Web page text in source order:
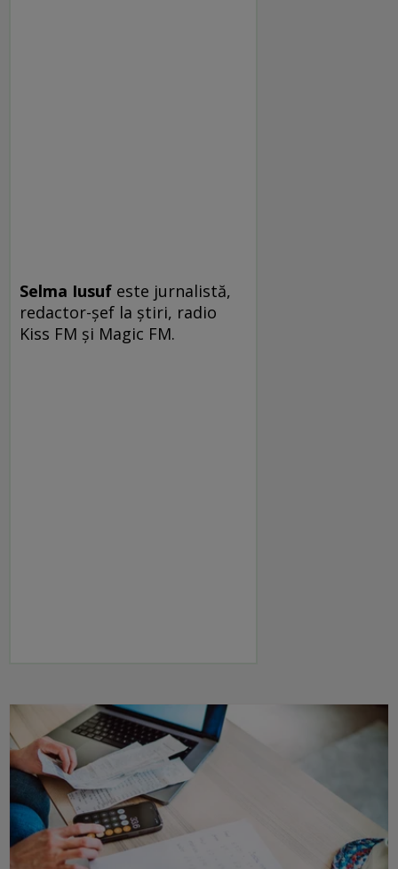
Selma Iusuf este jurnalistă,
redactor-șef la știri, radio
Kiss FM și Magic FM.